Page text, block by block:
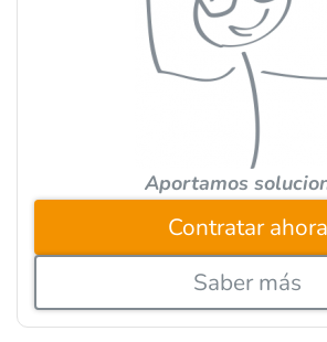
Aportamos
Contratar ahora
Saber más